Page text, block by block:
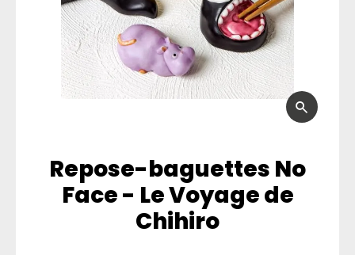
Repose-baguettes No
Face - Le Voyage de
Chihiro